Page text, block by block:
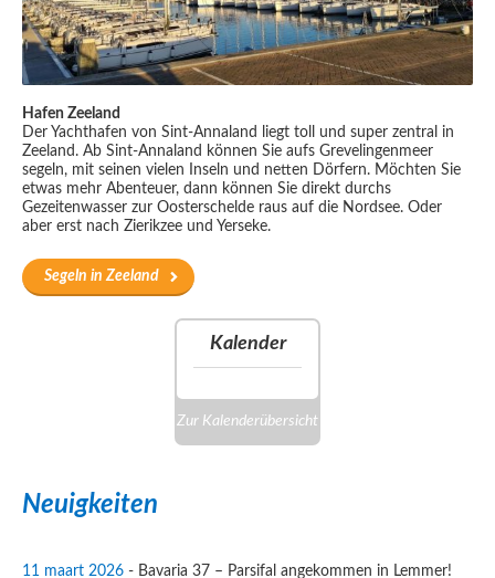
Hafen Zeeland
Der Yachthafen von Sint-Annaland liegt toll und super zentral in
Zeeland. Ab Sint-Annaland können Sie aufs Grevelingenmeer
segeln, mit seinen vielen Inseln und netten Dörfern. Möchten Sie
etwas mehr Abenteuer, dann können Sie direkt durchs
Gezeitenwasser zur Oosterschelde raus auf die Nordsee. Oder
aber erst nach Zierikzee und Yerseke.
Segeln in Zeeland
Kalender
Zur Kalenderübersicht
Neuigkeiten
11 maart 2026 - Bavaria 37 – Parsifal angekommen in Lemmer!